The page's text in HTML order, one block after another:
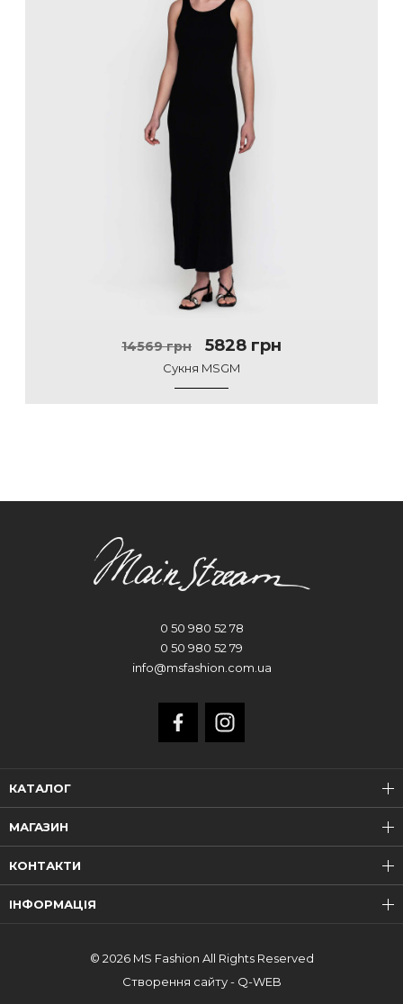
14569 грн 5828 грн
Сукня MSGM
КАТАЛОГ
МАГАЗИН
0 50 980 52 78
0 50 980 52 79
info@msfashion.com.ua
КОНТАКТИ
ІНФОРМАЦІЯ
© 2026 MS Fashion All Rights Reserved
Створення сайту - Q-WEB